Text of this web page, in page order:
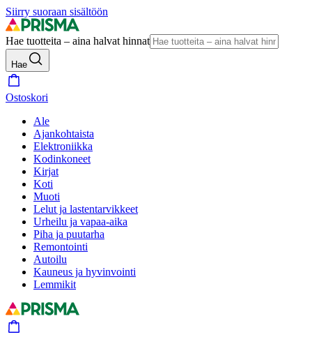
Siirry suoraan sisältöön
Hae tuotteita – aina halvat hinnat
Hae
Ostoskori
Ale
Ajankohtaista
Elektroniikka
Kodinkoneet
Kirjat
Koti
Muoti
Lelut ja lastentarvikkeet
Urheilu ja vapaa-aika
Piha ja puutarha
Remontointi
Autoilu
Kauneus ja hyvinvointi
Lemmikit